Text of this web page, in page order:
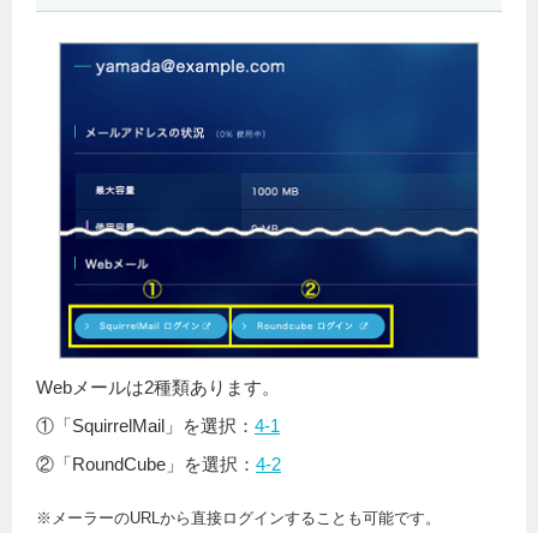
Webメールは2種類あります。
①「SquirrelMail」を選択： 4-1
②「RoundCube」を選択： 4-2
※メーラーのURLから直接ログインすることも可能です。